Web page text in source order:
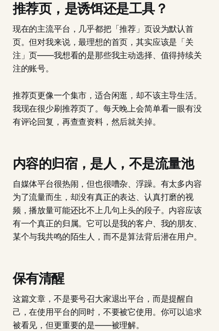
推荐页，是诱饵还是工具？
现在的主流平台，几乎都把「推荐」页设为默认首
页。但对我来说，最理想的首页，其实应该是「关
注」页——我想看的是那些我主动选择、值得持续关
注的账号。
推荐页更像一个集市，适合闲逛，却不该主导生活。
我现在很少刷推荐页了。每天晚上会简单看一眼有没
有评论回复，再查查资料，然后就关掉。
内容的归宿，是人，不是流量池
自媒体平台很热闹，但也很嘈杂、浮躁。有太多内容
为了流量而生，却没有真正的表达、认真打磨的视
频，播放量可能还比不上几句上头的段子。内容应该
有一个真正的归属。它可以是我的客户、我的朋友、
某个与我共鸣的陌生人，而不是算法背后潜在用户。
保有清醒
这篇文章，不是要号召大家退出平台，而是提醒自
己，在使用平台的同时，不要被它使用。你可以追求
被看见，但更重要的是——被理解。